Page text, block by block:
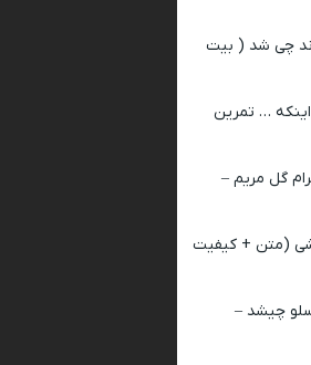
چی شد ( بیت
… تمرین
گل مریم –
(متن + کیفیت
چیشد –